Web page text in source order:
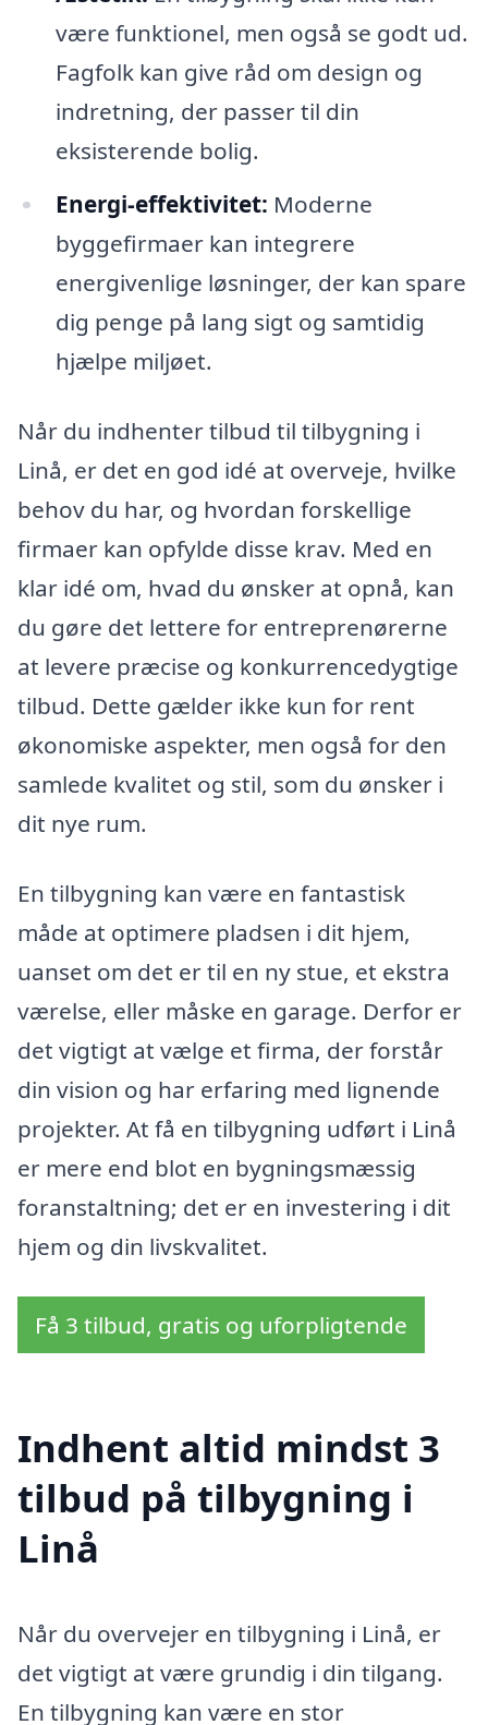
være funktionel, men også se godt ud.
Fagfolk kan give råd om design og
indretning, der passer til din
eksisterende bolig.
Energi-effektivitet: Moderne
byggefirmaer kan integrere
energivenlige løsninger, der kan spare
dig penge på lang sigt og samtidig
hjælpe miljøet.
Når du indhenter tilbud til tilbygning i
Linå, er det en god idé at overveje, hvilke
behov du har, og hvordan forskellige
firmaer kan opfylde disse krav. Med en
klar idé om, hvad du ønsker at opnå, kan
du gøre det lettere for entreprenørerne
at levere præcise og konkurrencedygtige
tilbud. Dette gælder ikke kun for rent
økonomiske aspekter, men også for den
samlede kvalitet og stil, som du ønsker i
dit nye rum.
En tilbygning kan være en fantastisk
måde at optimere pladsen i dit hjem,
uanset om det er til en ny stue, et ekstra
værelse, eller måske en garage. Derfor er
det vigtigt at vælge et firma, der forstår
din vision og har erfaring med lignende
projekter. At få en tilbygning udført i Linå
er mere end blot en bygningsmæssig
foranstaltning; det er en investering i dit
hjem og din livskvalitet.
Få 3 tilbud, gratis og uforpligtende
Indhent altid mindst 3
tilbud på tilbygning i
Linå
Når du overvejer en tilbygning i Linå, er
det vigtigt at være grundig i din tilgang.
En tilbygning kan være en stor